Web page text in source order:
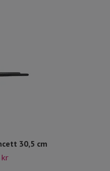
30,5 cm
kr